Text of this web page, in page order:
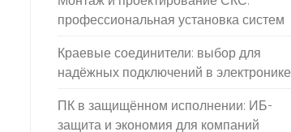
профессиональная установка систем
Краевые соединители: выбор для
надёжных подключений в электронике
ПК в защищённом исполнении: ИБ-
защита и экономия для компаний